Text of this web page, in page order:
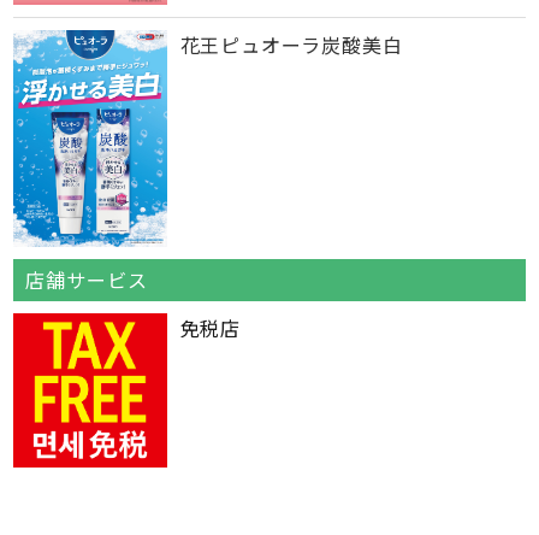
花王ピュオーラ炭酸美白
店舗サービス
免税店